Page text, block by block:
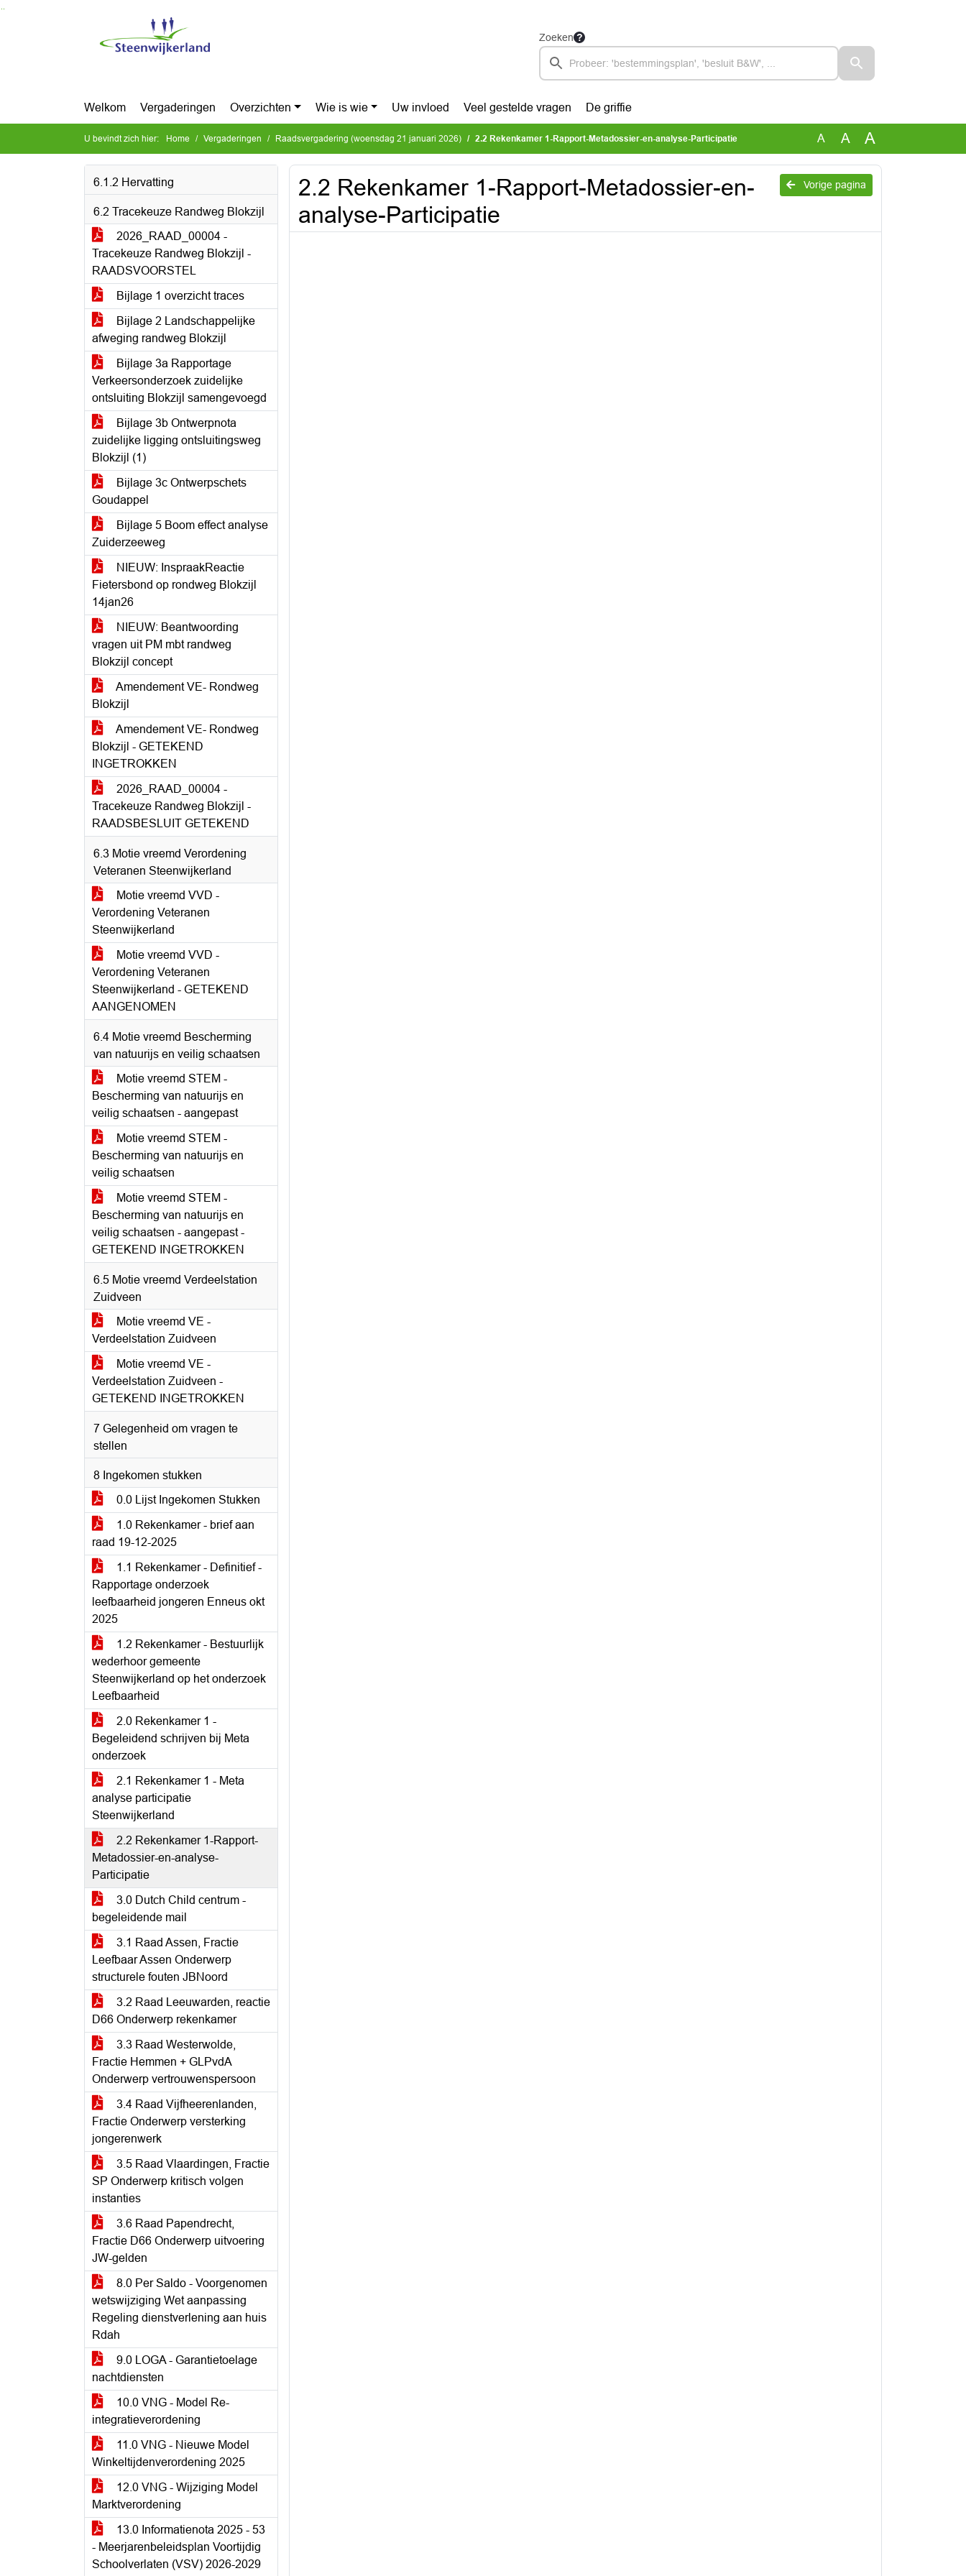
Ga naar de inhoud van deze pagina
Zoeken
Welkom Vergaderingen Overzichten Wie is wie Uw invloed Veel gestelde vragen De griffie
U bevindt zich hier: Home Vergaderingen Raadsvergadering (woensdag 21 januari 2026) 2.2 Rekenkamer 1-Rapport-Metadossier-en-analyse-Participatie A A A
6.1.2 Hervatting
6.2 Tracekeuze Randweg Blokzijl
2026_RAAD_00004 -
Tracekeuze Randweg Blokzijl -
RAADSVOORSTEL
Bijlage 1 overzicht traces
Bijlage 2 Landschappelijke
afweging randweg Blokzijl
Bijlage 3a Rapportage
Verkeersonderzoek zuidelijke
ontsluiting Blokzijl samengevoegd
Bijlage 3b Ontwerpnota
zuidelijke ligging ontsluitingsweg
Blokzijl (1)
Bijlage 3c Ontwerpschets
Goudappel
Bijlage 5 Boom effect analyse
Zuiderzeeweg
NIEUW: InspraakReactie
Fietersbond op rondweg Blokzijl
14jan26
NIEUW: Beantwoording
vragen uit PM mbt randweg
Blokzijl concept
Amendement VE- Rondweg
Blokzijl
Amendement VE- Rondweg
Blokzijl - GETEKEND
INGETROKKEN
2026_RAAD_00004 -
Tracekeuze Randweg Blokzijl -
RAADSBESLUIT GETEKEND
6.3 Motie vreemd Verordening
Veteranen Steenwijkerland
Motie vreemd VVD -
Verordening Veteranen
Steenwijkerland
Motie vreemd VVD -
Verordening Veteranen
Steenwijkerland - GETEKEND
AANGENOMEN
6.4 Motie vreemd Bescherming
van natuurijs en veilig schaatsen
Motie vreemd STEM -
Bescherming van natuurijs en
veilig schaatsen - aangepast
Motie vreemd STEM -
Bescherming van natuurijs en
veilig schaatsen
Motie vreemd STEM -
Bescherming van natuurijs en
veilig schaatsen - aangepast -
GETEKEND INGETROKKEN
6.5 Motie vreemd Verdeelstation
Zuidveen
Motie vreemd VE -
Verdeelstation Zuidveen
Motie vreemd VE -
Verdeelstation Zuidveen -
GETEKEND INGETROKKEN
7 Gelegenheid om vragen te
stellen
8 Ingekomen stukken
0.0 Lijst Ingekomen Stukken
1.0 Rekenkamer - brief aan
raad 19-12-2025
1.1 Rekenkamer - Definitief -
Rapportage onderzoek
leefbaarheid jongeren Enneus okt
2025
1.2 Rekenkamer - Bestuurlijk
wederhoor gemeente
Steenwijkerland op het onderzoek
Leefbaarheid
2.0 Rekenkamer 1 -
Begeleidend schrijven bij Meta
onderzoek
2.1 Rekenkamer 1 - Meta
analyse participatie
Steenwijkerland
2.2 Rekenkamer 1-Rapport-
Metadossier-en-analyse-
Participatie
3.0 Dutch Child centrum -
begeleidende mail
3.1 Raad Assen, Fractie
Leefbaar Assen Onderwerp
structurele fouten JBNoord
3.2 Raad Leeuwarden, reactie
D66 Onderwerp rekenkamer
3.3 Raad Westerwolde,
Fractie Hemmen + GLPvdA
Onderwerp vertrouwenspersoon
3.4 Raad Vijfheerenlanden,
Fractie Onderwerp versterking
jongerenwerk
3.5 Raad Vlaardingen, Fractie
SP Onderwerp kritisch volgen
instanties
3.6 Raad Papendrecht,
Fractie D66 Onderwerp uitvoering
JW-gelden
8.0 Per Saldo - Voorgenomen
wetswijziging Wet aanpassing
Regeling dienstverlening aan huis
Rdah
9.0 LOGA - Garantietoelage
nachtdiensten
10.0 VNG - Model Re-
integratieverordening
11.0 VNG - Nieuwe Model
Winkeltijdenverordening 2025
12.0 VNG - Wijziging Model
Marktverordening
13.0 Informatienota 2025 - 53
- Meerjarenbeleidsplan Voortijdig
Schoolverlaten (VSV) 2026-2029
Vorige pagina
2.2 Rekenkamer 1-Rapport-Metadossier-en-
analyse-Participatie